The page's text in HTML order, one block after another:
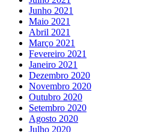
Junho 2021
Maio 2021
Abril 2021
Março 2021
Fevereiro 2021
Janeiro 2021
Dezembro 2020
Novembro 2020
Outubro 2020
Setembro 2020
Agosto 2020
Julho 2020